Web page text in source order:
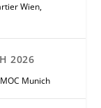
Wien,
2026
Munich